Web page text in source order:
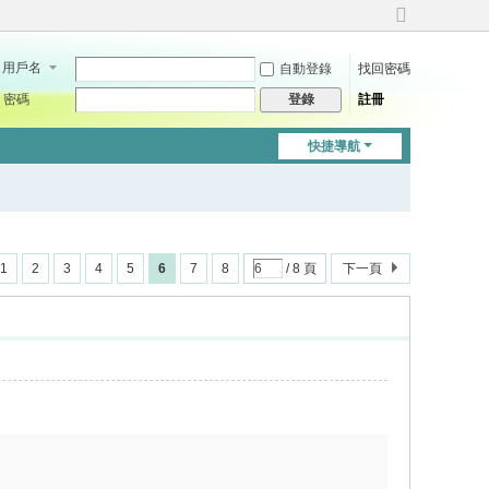
切
到
用戶名 自動登錄
找回密碼
密碼
登錄 註冊
快捷導航
1 2 3 4 5 6 7 8 / 8 頁 下一頁